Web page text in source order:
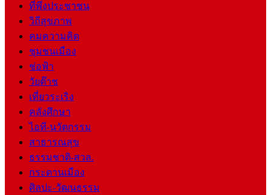
ที่พึ่งประชาชน
วิถีสุขภาพ
คมความคิด
ชุมชนเมือง
ช่อฟ้า
วัยต๊าช
เที่ยวระเริง
คลังศึกษา
ไอที-นวัตกรรม
สาธารณสุข
ธรรมชาติ-สวล.
กระดานเมือง
ศิลปะ-วัฒนธรรม